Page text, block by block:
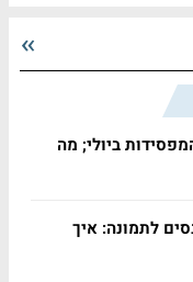
ביולי; מה
לתמונה: איך